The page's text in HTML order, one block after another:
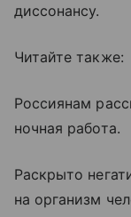
диссонансу.
Читайте также:
Россиянам
ночная работа.
Раскрыто
на организм